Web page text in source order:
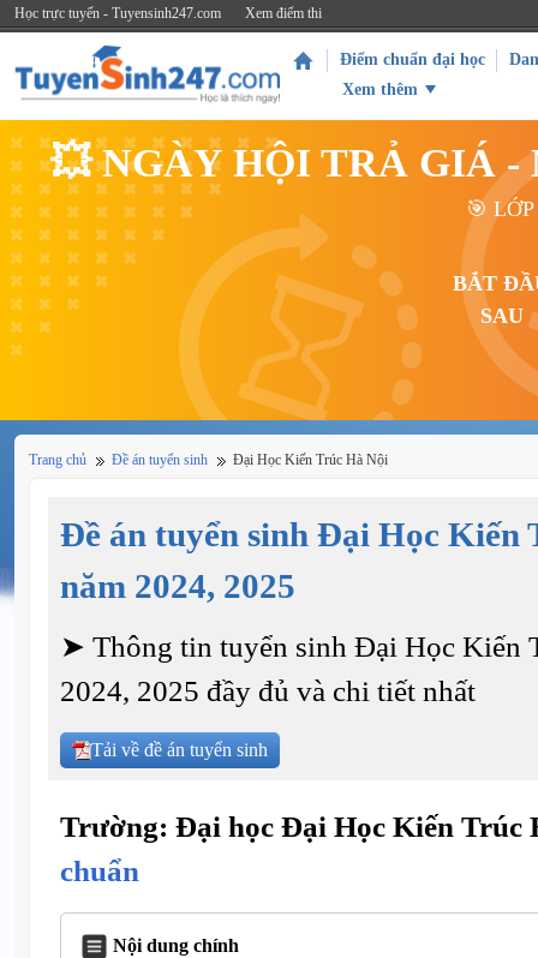
Học trực tuyến - Tuyensinh247.com Xem điểm thi
Điểm chuẩn đại học
Xem thêm
💥 NGÀY HỘI TRẢ GIÁ -
🎯
BẮT
SAU
Trang chủ Đề án tuyển sinh Đại Học Kiến Trúc Hà Nội
Đề án tuyển sinh Đại Học Kiến
năm 2024, 2025
➤ Thông tin tuyển sinh Đại Học Kiến
2024, 2025 đầy đủ và chi tiết nhất
Tải về đề án tuyển sinh
Trường: Đại học Đại Học Kiến Trúc
chuẩn
Nội dung chính